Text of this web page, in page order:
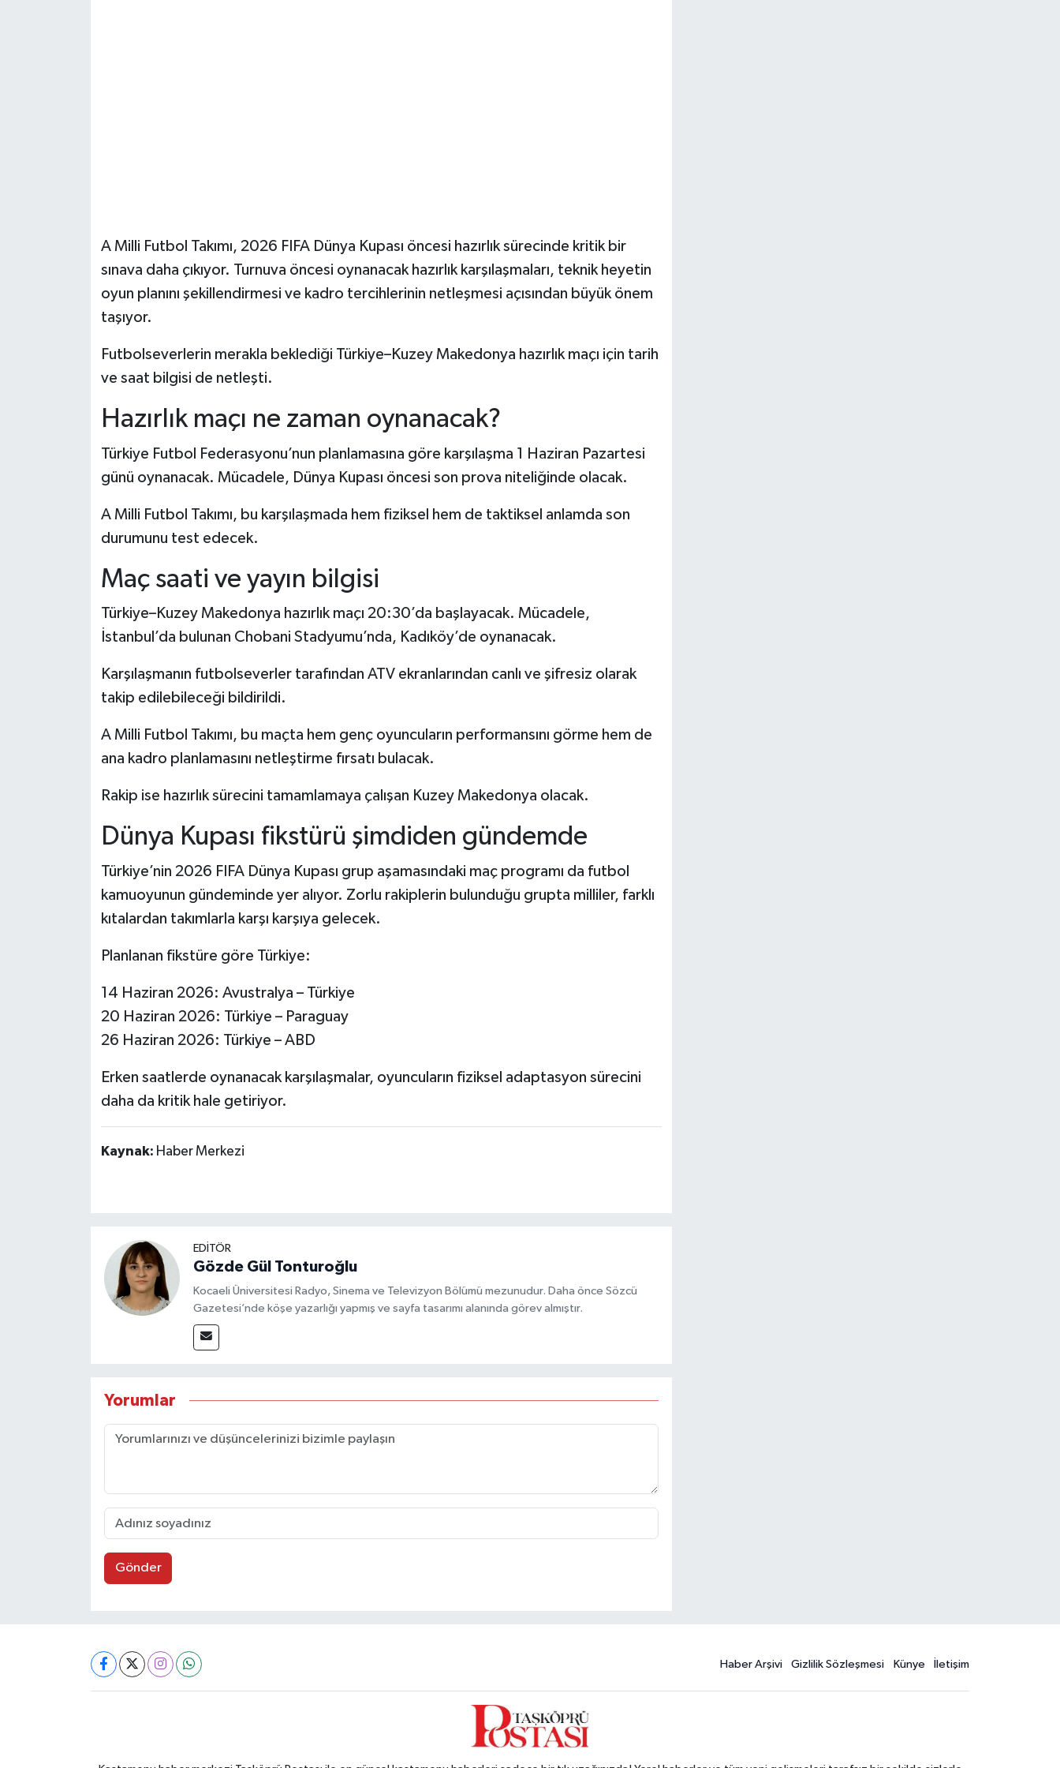
A Milli Futbol Takımı, 2026 FIFA Dünya Kupası öncesi hazırlık sürecinde kritik bir
sınava daha çıkıyor. Turnuva öncesi oynanacak hazırlık karşılaşmaları, teknik heyetin
oyun planını şekillendirmesi ve kadro tercihlerinin netleşmesi açısından büyük önem
taşıyor.
Futbolseverlerin merakla beklediği Türkiye–Kuzey Makedonya hazırlık maçı için tarih
ve saat bilgisi de netleşti.
Hazırlık maçı ne zaman oynanacak?
Türkiye Futbol Federasyonu’nun planlamasına göre karşılaşma 1 Haziran Pazartesi
günü oynanacak. Mücadele, Dünya Kupası öncesi son prova niteliğinde olacak.
A Milli Futbol Takımı, bu karşılaşmada hem fiziksel hem de taktiksel anlamda son
durumunu test edecek.
Maç saati ve yayın bilgisi
Türkiye–Kuzey Makedonya hazırlık maçı 20:30’da başlayacak. Mücadele,
İstanbul’da bulunan Chobani Stadyumu’nda, Kadıköy’de oynanacak.
Karşılaşmanın futbolseverler tarafından ATV ekranlarından canlı ve şifresiz olarak
takip edilebileceği bildirildi.
A Milli Futbol Takımı, bu maçta hem genç oyuncuların performansını görme hem de
ana kadro planlamasını netleştirme fırsatı bulacak.
Rakip ise hazırlık sürecini tamamlamaya çalışan Kuzey Makedonya olacak.
Dünya Kupası fikstürü şimdiden gündemde
Türkiye’nin 2026 FIFA Dünya Kupası grup aşamasındaki maç programı da futbol
kamuoyunun gündeminde yer alıyor. Zorlu rakiplerin bulunduğu grupta milliler, farklı
kıtalardan takımlarla karşı karşıya gelecek.
Planlanan fikstüre göre Türkiye:
14 Haziran 2026: Avustralya – Türkiye
20 Haziran 2026: Türkiye – Paraguay
26 Haziran 2026: Türkiye – ABD
Erken saatlerde oynanacak karşılaşmalar, oyuncuların fiziksel adaptasyon sürecini
daha da kritik hale getiriyor.
Kaynak: Haber Merkezi
EDİTÖR
Gözde Gül Tonturoğlu
Kocaeli Üniversitesi Radyo, Sinema ve Televizyon Bölümü mezunudur. Daha önce Sözcü
Gazetesi’nde köşe yazarlığı yapmış ve sayfa tasarımı alanında görev almıştır.
Yorumlar
Gönder
Haber Arşivi Gizlilik Sözleşmesi Künye İletişim
Ulusal Haberler
Teknoloji Haberleri
Siyaset Haberleri
Dünya Haberleri